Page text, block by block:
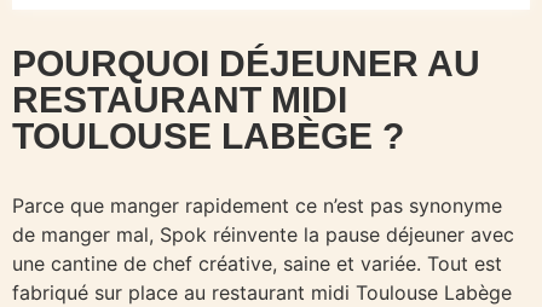
POURQUOI DÉJEUNER AU
RESTAURANT MIDI
TOULOUSE LABÈGE ?
Parce que manger rapidement ce n’est pas synonyme
de manger mal, Spok réinvente la pause déjeuner avec
une cantine de chef créative, saine et variée. Tout est
fabriqué sur place au restaurant midi Toulouse Labège